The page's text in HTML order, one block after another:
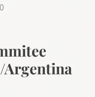
Argentina